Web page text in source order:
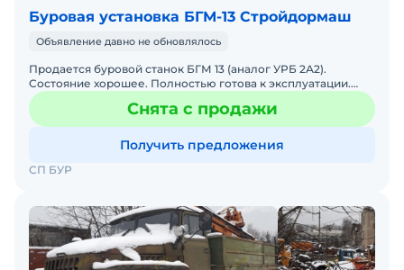
Буровая установка БГМ-13 Стройдормаш
Объявление давно не обновлялось
Продается буровой станок БГМ 13 (аналог УРБ 2А2).
Состояние хорошее. Полностью готова к эксплуатации.
Компрессор высокого давления. Находится в работе,
использу
Снята с продажи
Получить предложения
СП БУР